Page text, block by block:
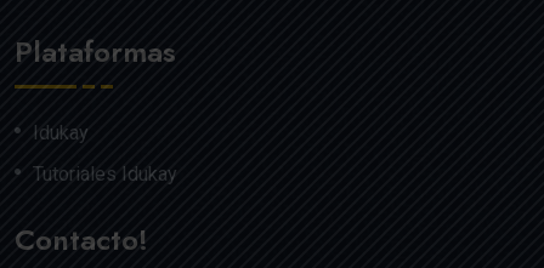
Plataformas
Idukay
Tutoriales Idukay
Contacto!